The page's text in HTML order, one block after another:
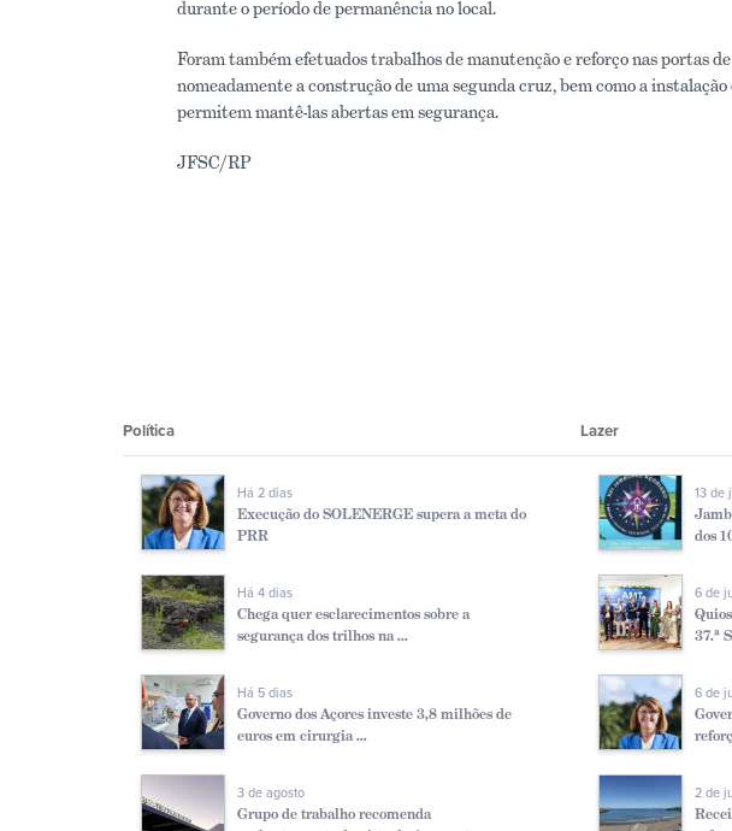
durante o período de permanência no local.
Foram também efetuados trabalhos de manutenção e reforço nas portas
nomeadamente a construção de uma segunda cruz, bem como a
permitem mantê-las abertas em segurança.
JFSC/RP
Polí­tica Lazer
Há 2 dias
Execução do SOLENERGE supera a meta do
PRR
Há 4 dias
Chega quer esclarecimentos sobre a
segurança dos trilhos na ...
Há 5 dias
Governo dos Açores investe 3,8 milhões de
euros em cirurgia ...
3 de agosto
Grupo de trabalho recomenda
13 de
dos
6 de
37.ª
6 de
2 de